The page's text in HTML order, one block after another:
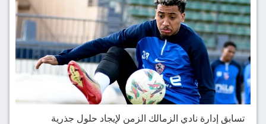
تسابق إدارة نادي الزمالك الزمن لإيجاد حلول جذرية